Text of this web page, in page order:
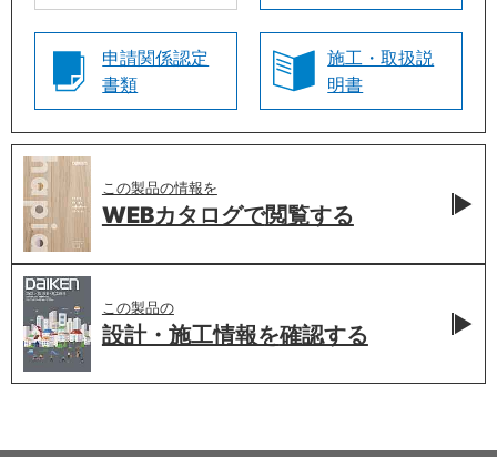
申請関係認定
書類
施工・取扱説
明書
この製品の情報を
WEBカタログで閲覧する
この製品の
設計・施工情報を確認する